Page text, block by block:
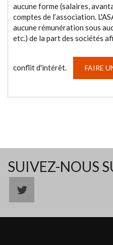
aucune forme (salaires,
comptes de l’association.
aucune rémunération sous
etc.) de la part des sociétés
conflit d'intérêt. FAIRE
SUIVEZ-NOUS